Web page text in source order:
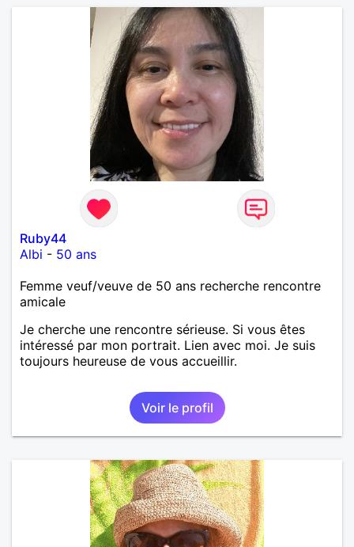
Ruby44
Albi - 50 ans
Femme veuf/veuve de 50 ans recherche rencontre
amicale
Je cherche une rencontre sérieuse. Si vous êtes
intéressé par mon portrait. Lien avec moi. Je suis
toujours heureuse de vous accueillir.
Voir le profil